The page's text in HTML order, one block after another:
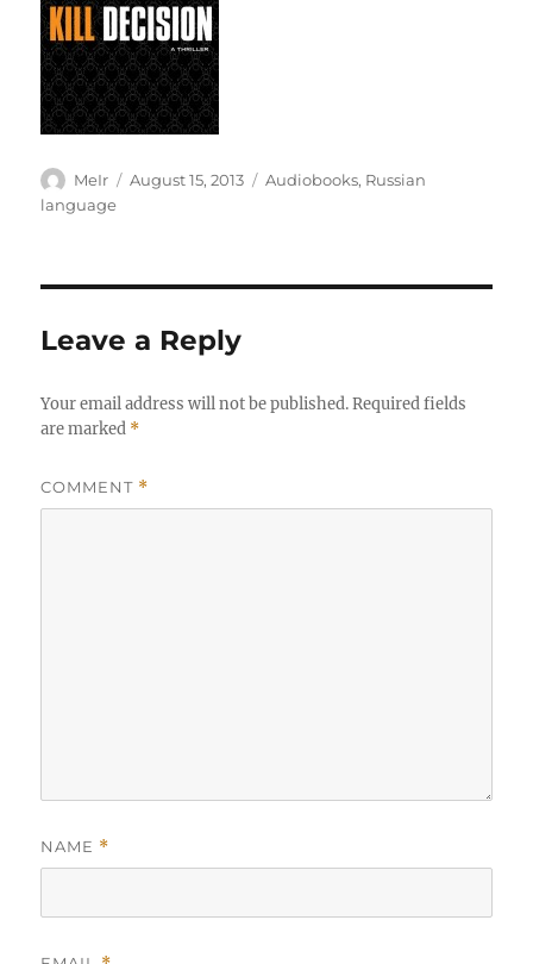
Author
MeIr
Posted
August 15, 2013 Categories
Audiobooks, Russian
language
Leave a Reply
Your email address will not be published. Required fields
are marked *
COMMENT *
NAME *